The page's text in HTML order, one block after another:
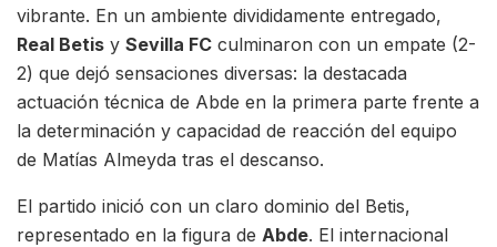
vibrante. En un ambiente divididamente entregado,
Real Betis y Sevilla FC culminaron con un empate (2-
2) que dejó sensaciones diversas: la destacada
actuación técnica de Abde en la primera parte frente a
la determinación y capacidad de reacción del equipo
de Matías Almeyda tras el descanso.
El partido inició con un claro dominio del Betis,
representado en la figura de Abde. El internacional